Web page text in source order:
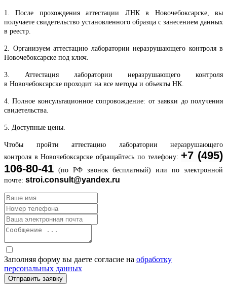
1. После прохождения аттестации ЛНК в Новочебоксарске, вы
получаете свидетельство установленного образца с занесением данных
в реестр.
2. Организуем аттестацию лаборатории неразрушающего контроля в
Новочебоксарске под ключ.
3. Аттестация лаборатории неразрушающего контроля
в Новочебоксарске проходит на все методы и объекты НК.
4. Полное консультационное сопровождение: от заявки до получения
свидетельства.
5. Доступные цены.
Чтобы пройти аттестацию лаборатории неразрушающего
контроля в Новочебоксарске обращайтесь по телефону: +7 (495)
106-80-41 (по РФ звонок бесплатный) или по электронной
почте: stroi.consult@yandex.ru
Заполняя форму вы даете согласие на обработку
персональных данных